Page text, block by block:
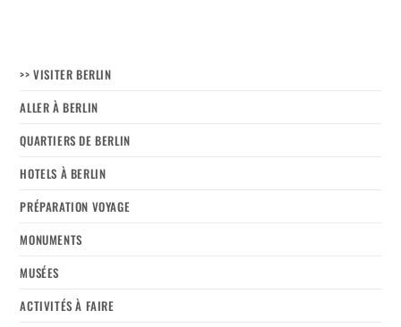
>> VISITER BERLIN
ALLER À BERLIN
QUARTIERS DE BERLIN
HOTELS À BERLIN
PRÉPARATION VOYAGE
MONUMENTS
MUSÉES
ACTIVITÉS À FAIRE